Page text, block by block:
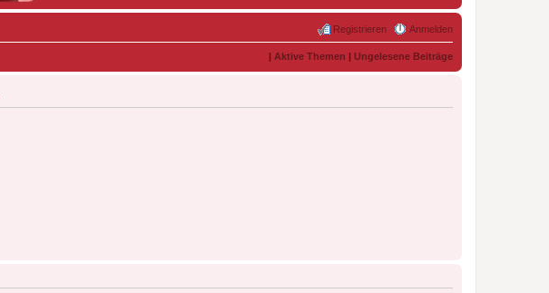
Anmelden
Registrieren
| Aktive Themen | Ungelesene Beiträge